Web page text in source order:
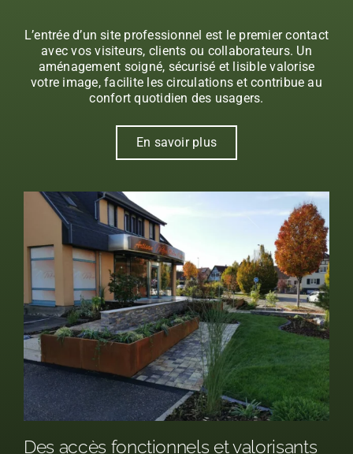
L’entrée d’un site professionnel est le premier contact
avec vos visiteurs, clients ou collaborateurs. Un
aménagement soigné, sécurisé et lisible valorise
votre image, facilite les circulations et contribue au
confort quotidien des usagers.
En savoir plus
Des accès fonctionnels et valorisants